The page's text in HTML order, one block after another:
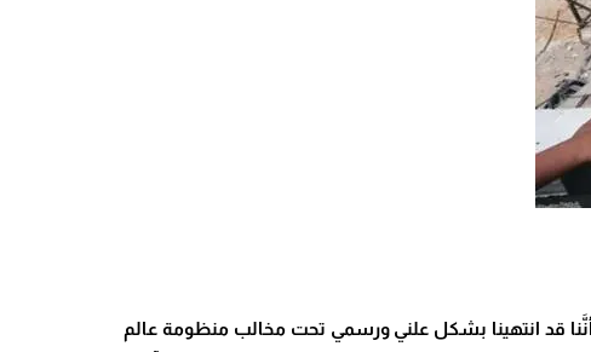
قد انتهينا بشكل علني ورسمي تحت مخالب منظومة عالم